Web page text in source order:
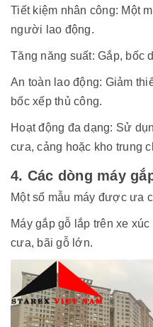
Tiết kiệm nhân công: Một
người lao động.
Tăng năng suất: Gắp, bốc
An toàn lao động: Giảm
bốc xếp thủ công.
Hoạt động đa dạng: Sử
cưa, cảng hoặc kho trung
4. Các dòng máy
Một số mẫu máy được ưa
Máy gắp gỗ lắp trên xe
cưa, bãi gỗ lớn.